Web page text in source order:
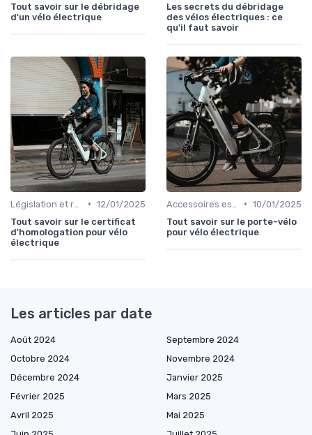
Tout savoir sur le débridage
d'un vélo électrique
Les secrets du débridage
des vélos électriques : ce
qu'il faut savoir
• 12/01/2025
Tout savoir sur le certificat
d'homologation pour vélo
électrique
• 10/01/2025
Tout savoir sur le porte-vélo
pour vélo électrique
Les articles par date
Août 2024
Septembre 2024
Octobre 2024
Novembre 2024
Décembre 2024
Janvier 2025
Février 2025
Mars 2025
Avril 2025
Mai 2025